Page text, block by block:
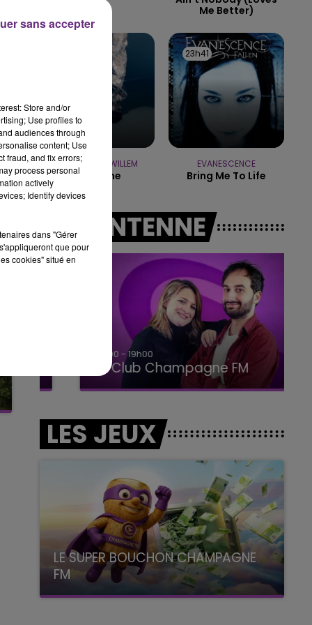
14h00 - 15h00
LA RADIO POP
Me Better)
CHRISTOPHE WILLEM
Systaime
23h41
23h41
EVANESCENCE
Bring Me To Life
A L'ANTENNE
15h00 - 19h00
Le Club Champagne FM
LES JEUX
LE SUPER BOUCHON CHAMPAGNE
FM
avec La Famille Champagne FM, à 8H10
Store and/or
Use profiles to
audiences through
content; Use
fraud, and fix errors;
process personal
actively
Identify devices
dans "Gérer
que pour
cookies" situé en
sans accepter